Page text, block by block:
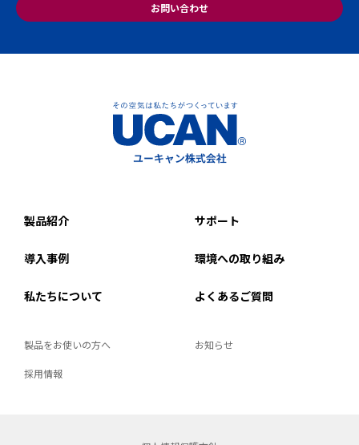
お問い合わせ
製品紹介 サポート
導入事例 環境への取り組み
私たちについて よくあるご質問
製品をお使いの方へ お知らせ
採用情報